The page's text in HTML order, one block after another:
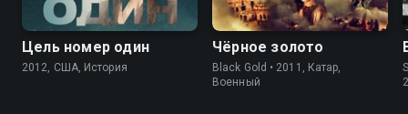
Цель номер один
2012, США, История
Чёрное золото
Black Gold • 2011, Катар,
Военный